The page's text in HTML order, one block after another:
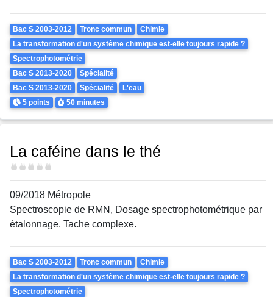
Theme
Bac S 2003-2012 Tronc commun
Chimie
La transformation d'un système chimique est-elle toujours rapide ?
Spectrophotométrie
Bac S 2013-2020
Spécialité
Bac S 2013-2020
Spécialité L'eau
Points
5 points Durée
50 minutes
La caféine dans le thé
Difficulté
09/2018 Métropole
Spectroscopie de RMN, Dosage spectrophotométrique par
étalonnage. Tache complexe.
Theme
Bac S 2003-2012 Tronc commun
Chimie
La transformation d'un système chimique est-elle toujours rapide ?
Spectrophotométrie